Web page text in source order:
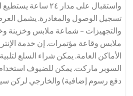
واستقبال على مدار ٢٤
تسجيل الوصول والمغادرة. يشمل
والتجهيزات – شماعة ملابس
ملابس وقاعة مؤتمرات. إن خدمة
الأماكن العامة. يمكن شراء السلع
السوبر ماركت. يمكن للضيوف استخدام
دفع رسوم إضافية) والخارجي لركن